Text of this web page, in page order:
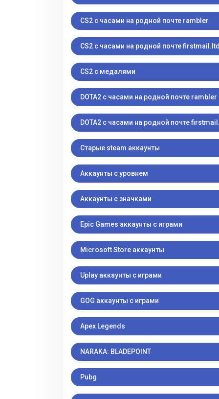
CS2 с часами на родной почте rambler
CS2 с часами на родной почте
CS2 с медалями
DOTA2 с часами на родной почте rambler
DOTA2 с часами на родной почте
Старые steam аккаунты
Аккаунты с уровнем
Аккаунты с значками
Epic Games аккаунты с играми
Microsoft Store аккаунты
Uplay аккаунты с играми
GOG аккаунты с играми
Apex Legends
NARAKA: BLADEPOINT
Pubg